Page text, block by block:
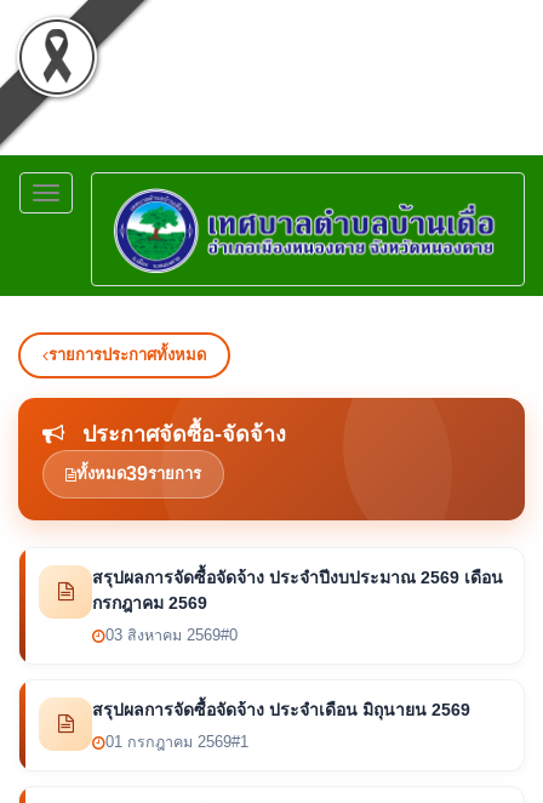
Toggle
navigation
รายการประกาศทั้งหมด
ประกาศจัดซื้อ-จัดจ้าง
ทั้งหมด39รายการ
สรุปผลการจัดซื้อจัดจ้าง ประจำปีงบประมาณ 2569 เดือน
กรกฎาคม 2569
03 สิงหาคม 2569#0
สรุปผลการจัดซื้อจัดจ้าง ประจำเดือน มิถุนายน 2569
01 กรกฎาคม 2569#1